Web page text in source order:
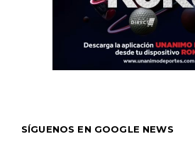
SÍGUENOS EN GOOGLE NEWS